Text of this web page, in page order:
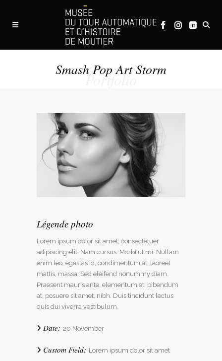
Portfolio
Smash Pop Art Storm
Légende photo
Lorem ipsum dolor sit amet, consectetuer
adipiscing elit. Nam cursus. Morbi ut mi. Nullam
enim leo, egestas id, condimentum at, laoreet
mattis, massa. Sed eleifend nonummy diam.
Praesent mauris ante, elementum et, bibendum
at, posuere sit amet, nibh. Duis tincidunt lectus
quis dui viverra vestibulum.
Date: 20 November
Custom Field: Lorem ipsum dolor sit amet